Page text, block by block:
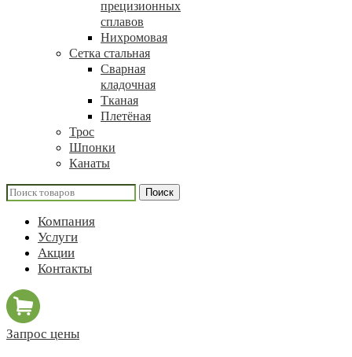
прецизионных
сплавов
Нихромовая
Сетка стальная
Сварная
кладочная
Тканая
Плетёная
Трос
Шпонки
Канаты
Поиск
Компания
Услуги
Акции
Контакты
Запрос цены